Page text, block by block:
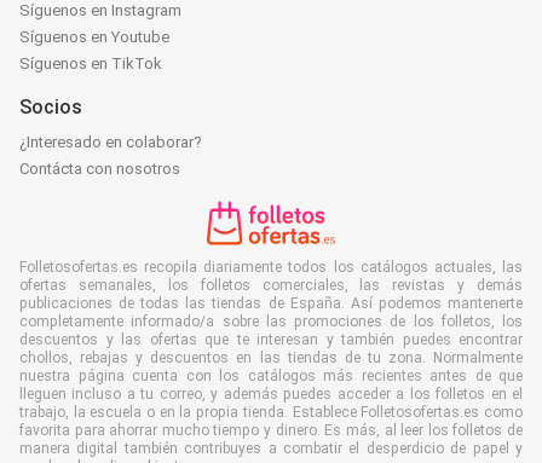
Síguenos en Instagram
Síguenos en Youtube
Síguenos en TikTok
Socios
¿Interesado en colaborar?
Contácta con nosotros
Folletosofertas.es recopila diariamente todos los catálogos actuales, las
ofertas semanales, los folletos comerciales, las revistas y demás
publicaciones de todas las tiendas de España. Así podemos mantenerte
completamente informado/a sobre las promociones de los folletos, los
descuentos y las ofertas que te interesan y también puedes encontrar
chollos, rebajas y descuentos en las tiendas de tu zona. Normalmente
nuestra página cuenta con los catálogos más recientes antes de que
lleguen incluso a tu correo, y además puedes acceder a los folletos en el
trabajo, la escuela o en la propia tienda. Establece Folletosofertas.es como
favorita para ahorrar mucho tiempo y dinero. Es más, al leer los folletos de
manera digital también contribuyes a combatir el desperdicio de papel y